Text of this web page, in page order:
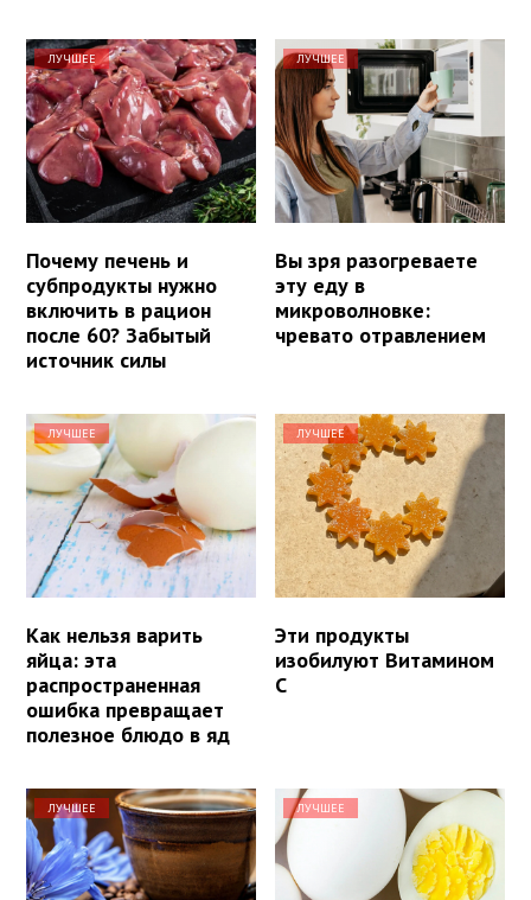
ЛУЧШЕЕ
Почему печень и
субпродукты нужно
включить в рацион
после 60? Забытый
источник силы
ЛУЧШЕЕ
Вы зря разогреваете
эту еду в
микроволновке:
чревато отравлением
ЛУЧШЕЕ
Как нельзя варить
яйца: эта
распространенная
ошибка превращает
полезное блюдо в яд
ЛУЧШЕЕ
Эти продукты
изобилуют Витамином
С
ЛУЧШЕЕ ЛУЧШЕЕ